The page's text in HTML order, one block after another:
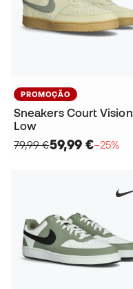
PROMOÇÃO
Sneakers Court Vision
Low
79,99 €59,99 €−25%